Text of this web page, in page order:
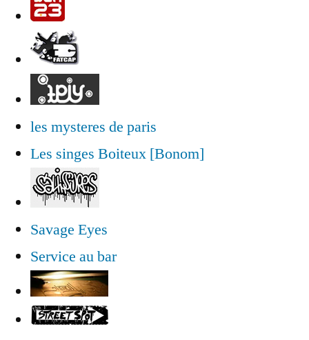
les mysteres de paris
Les singes Boiteux [Bonom]
Savage Eyes
Service au bar